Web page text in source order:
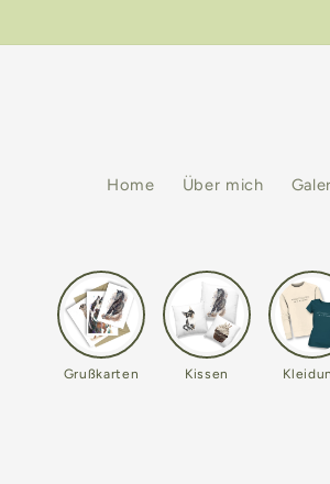
Home Über mich
Grußkarten Kissen